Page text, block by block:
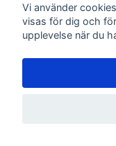
Sidor
©
Vi använder
visas för dig och
upplevelse när du